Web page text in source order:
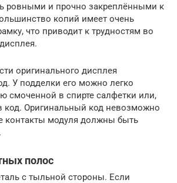
ровными и прочно закреплёнными к
копий имеет очень
что приводит к трудностям во
оригинального дисплея
У подделки его можно легко
смоченной в спирте салфетки или,
код. Оригинальный код невозможно
контакты модуля должны быть
полос
с тыльной стороны. Если